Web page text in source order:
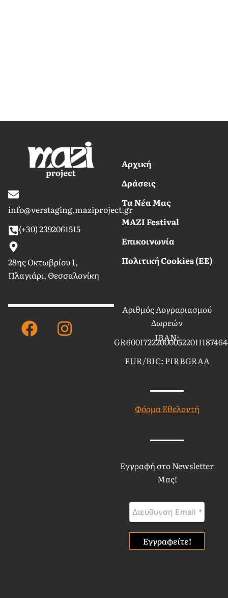
info@verstaging.maziproject.gr
(+30) 2392061515
28ης Οκτωβρίου 1,
Πλαγιάρι, Θεσσαλονίκη
FacebookInstagram
Αρχική
Δράσεις
Τα Nέα Mας
MAZI Festival
Επικοινωνία
Πολιτική Cookies (ΕΕ)
Αριθμός Λογραριασμού
Δωρεών
IBAN:
EUR/BIC: PIRBGRAA
Φόρμα Εθελοντή
Εγγραφή στο Newsletter
Μας!